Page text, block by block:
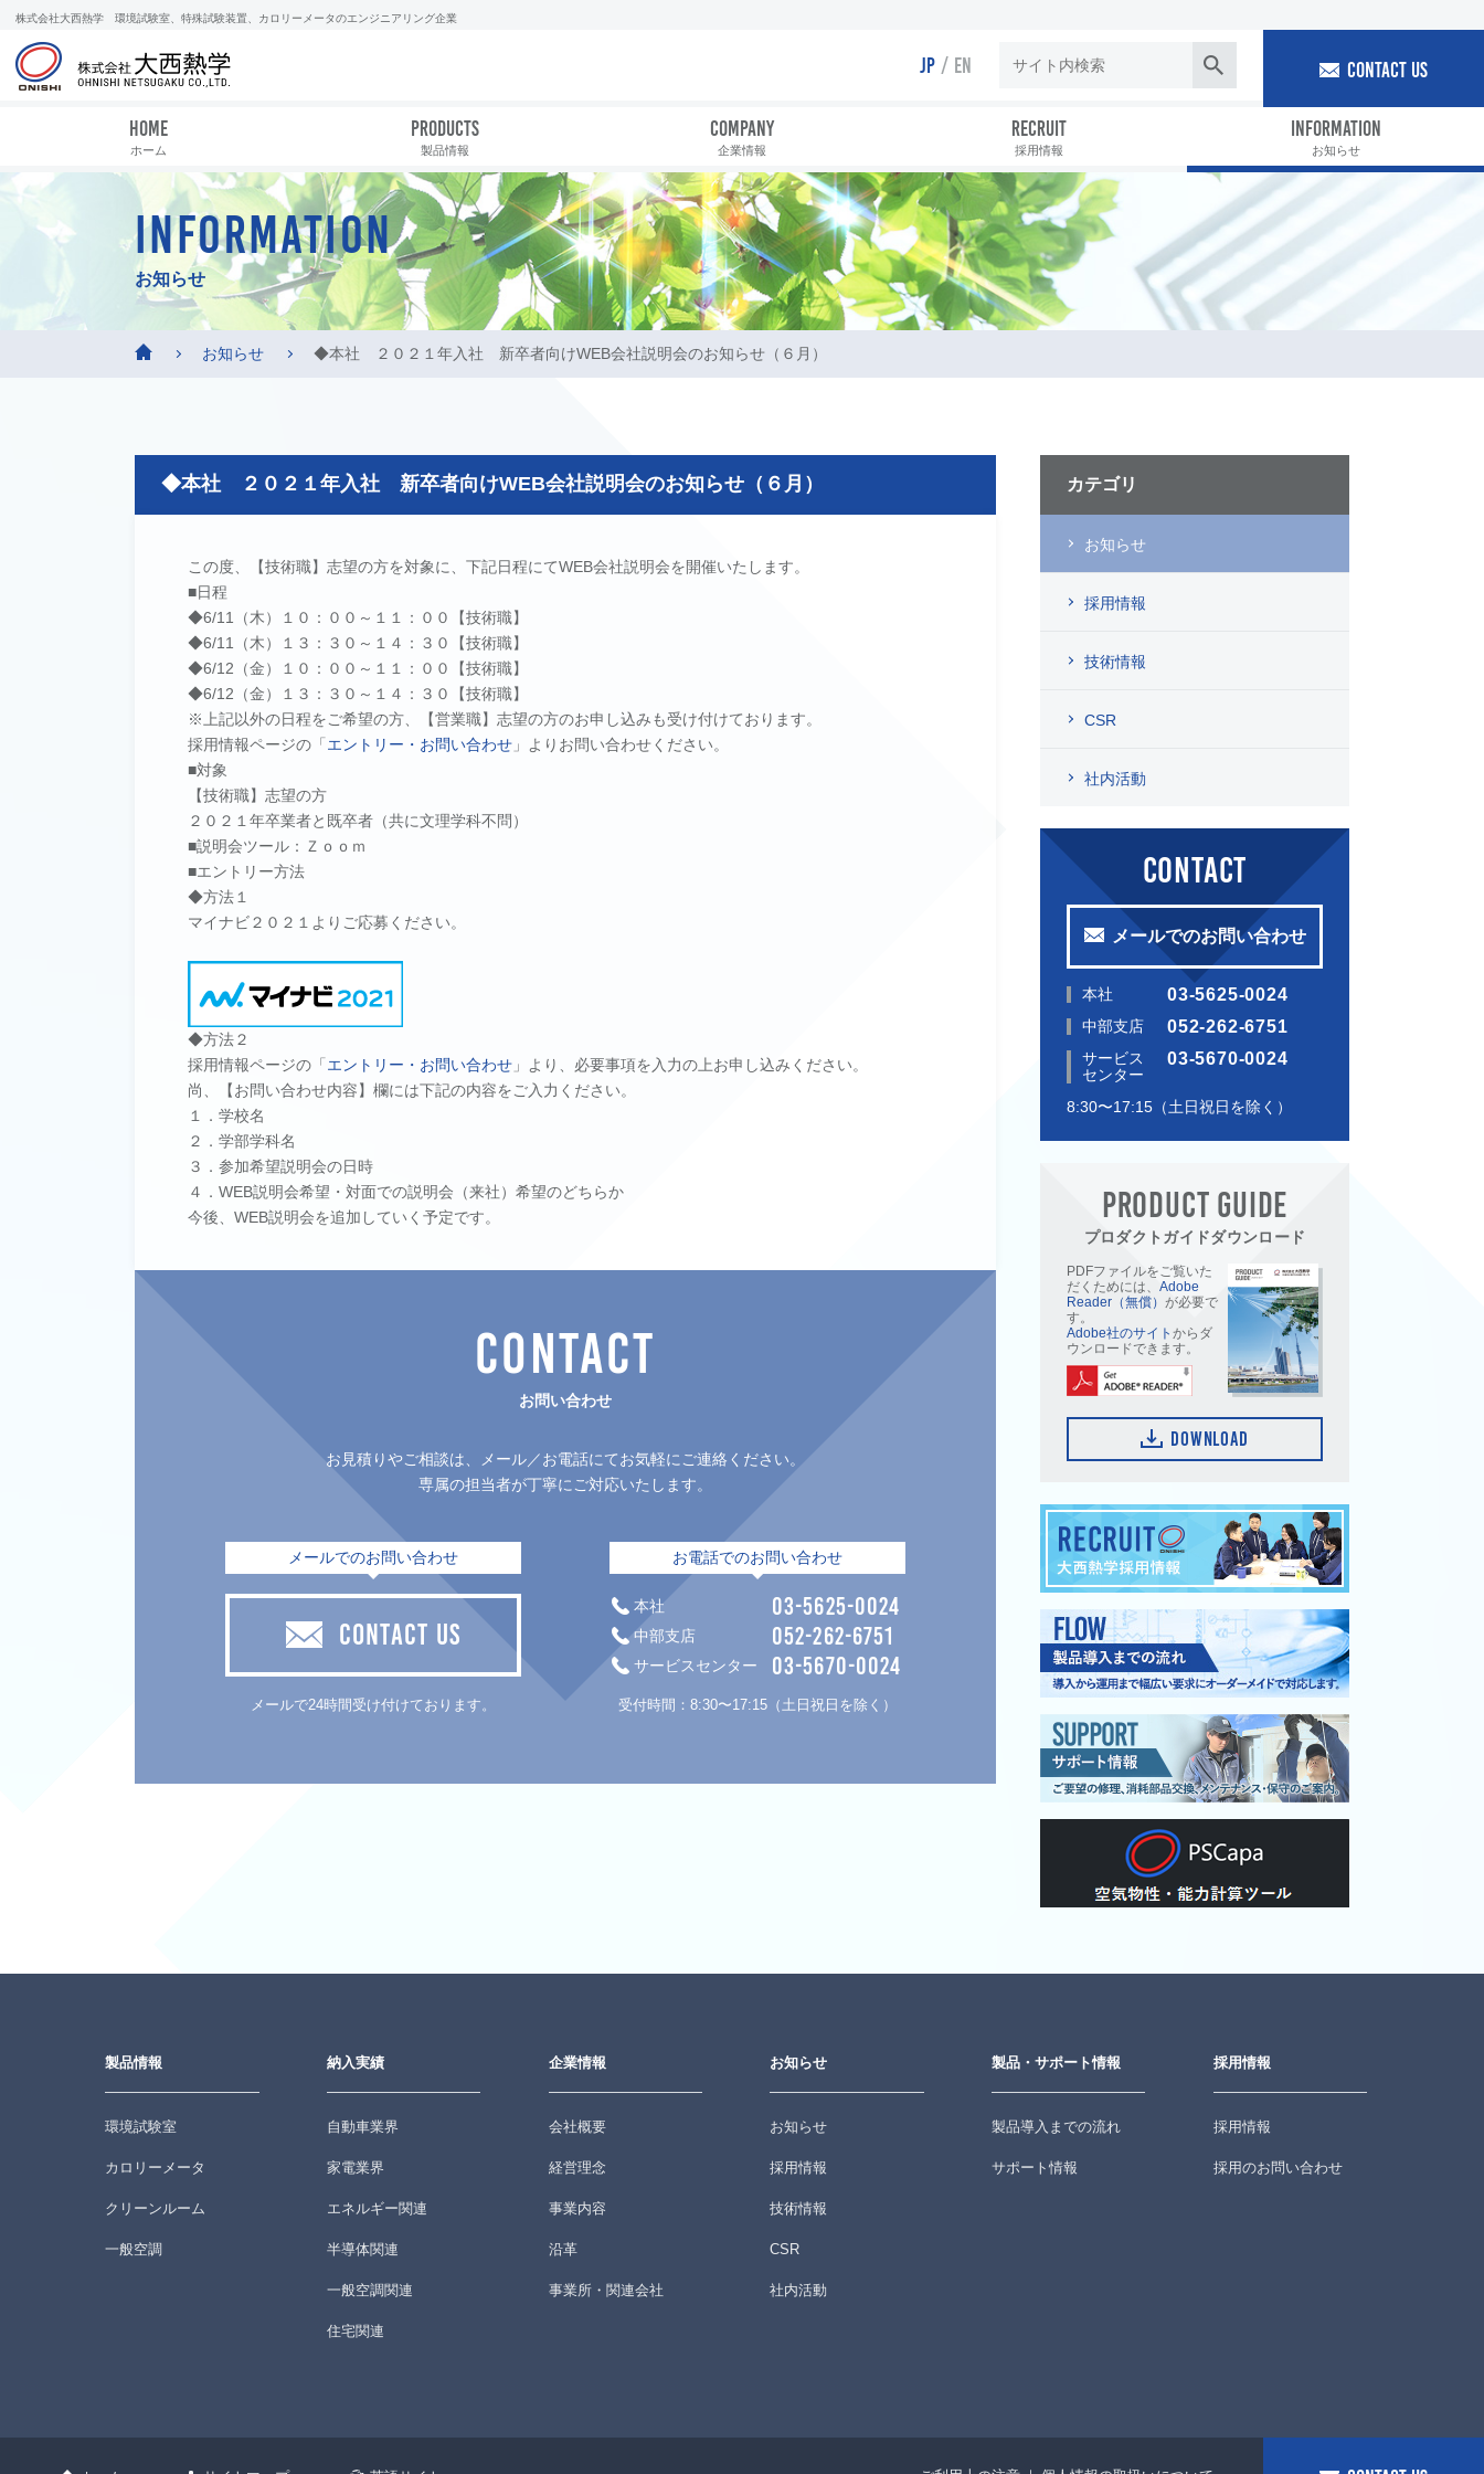
株式会社大西熱学 環境試験室、特殊試験装置、カロリーメータのエンジニアリング企業
HOME
ホーム
PRODUCTS
製品情報
COMPANY
企業情報
RECRUIT
採用情報
INFORMATION
お知らせ
JP EN CONTACT US
INFORMATION
お知らせ
お知らせ ◆本社 ２０２１年入社 新卒者向けWEB会社説明会のお知らせ（６月）
◆本社 ２０２１年入社 新卒者向けWEB会社説明会のお知らせ（６月）
この度、【技術職】志望の方を対象に、下記日程にてWEB会社説明会を開催いたします。
■日程
◆6/11（木）１０：００～１１：００【技術職】
◆6/11（木）１３：３０～１４：３０【技術職】
◆6/12（金）１０：００～１１：００【技術職】
◆6/12（金）１３：３０～１４：３０【技術職】
※上記以外の日程をご希望の方、【営業職】志望の方のお申し込みも受け付けております。
採用情報ページの「 エントリー・お問い合わせ 」よりお問い合わせください。
■対象
【技術職】志望の方
２０２１年卒業者と既卒者（共に文理学科不問）
■説明会ツール：Ｚｏｏｍ
■エントリー方法
◆方法１
マイナビ２０２１よりご応募ください。
◆方法２
採用情報ページの「 エントリー・お問い合わせ 」より、必要事項を入力の上お申し込みください。
尚、【お問い合わせ内容】欄には下記の内容をご入力ください。
１．学校名
２．学部学科名
３．参加希望説明会の日時
４．WEB説明会希望・対面での説明会（来社）希望のどちらか
今後、WEB説明会を追加していく予定です。
CONTACT
お問い合わせ
お見積りやご相談は、メール／お電話にてお気軽にご連絡ください。
専属の担当者が丁寧にご対応いたします。
メールでのお問い合わせ
CONTACT US
メールで24時間受け付けております。
お電話でのお問い合わせ
本社 03-5625-0024
中部支店 052-262-6751
サービスセンター 03-5670-0024
受付時間：8:30〜17:15（土日祝日を除く）
カテゴリ
お知らせ
採用情報
技術情報
CSR
社内活動
CONTACT
メールでのお問い合わせ
本社 03-5625-0024
中部支店 052-262-6751
サービス
センター
03-5670-0024
8:30〜17:15（土日祝日を除く）
PRODUCT GUIDE
プロダクトガイドダウンロード
PDFファイルをご覧いた
だくためには、 Adobe
Reader（無償） が必要で
す。
Adobe社のサイト からダ
ウンロードできます。
DOWNLOAD
製品情報
環境試験室
カロリーメータ
クリーンルーム
一般空調
納入実績
自動車業界
家電業界
エネルギー関連
半導体関連
一般空調関連
住宅関連
企業情報
会社概要
経営理念
事業内容
沿革
事業所・関連会社
お知らせ
お知らせ
採用情報
技術情報
CSR
社内活動
製品・サポート情報
製品導入までの流れ
サポート情報
採用情報
採用情報
採用のお問い合わせ